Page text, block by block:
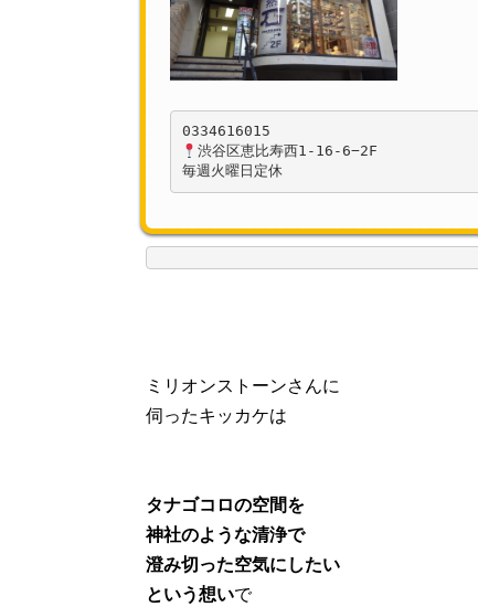
渋谷区恵比寿西1-16-6−2F
毎週火曜日定休
ミリオンストーンさんに
伺ったキッカケは
タナゴコロの空間を
神社のような清浄で
澄み切った空気にしたい
という想いで